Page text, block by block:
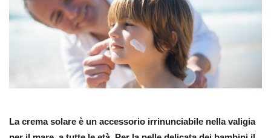
La crema solare è un accessorio irrinunciabile nella valigia